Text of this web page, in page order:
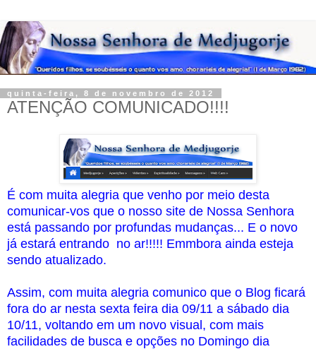
quinta-feira, 8 de novembro de 2012
ATENÇÃO COMUNICADO!!!!
É com muita alegria que venho por meio desta
comunicar-vos que o nosso site de Nossa Senhora
está passando por profundas mudanças... E o novo
já estará entrando no ar!!!!! Emmbora ainda esteja
sendo atualizado.
Assim, com muita alegria comunico que o Blog ficará
fora do ar nesta sexta feira dia 09/11 a sábado dia
10/11, voltando em um novo visual, com mais
facilidades de busca e opções no Domingo dia